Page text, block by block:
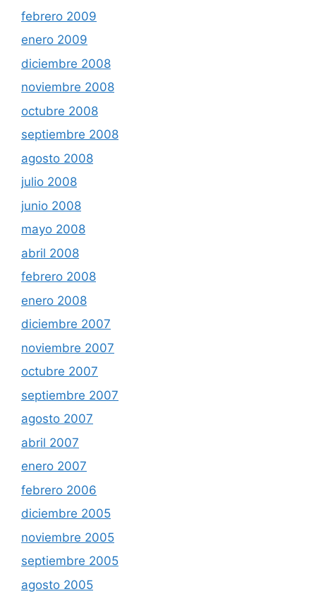
febrero 2009
enero 2009
diciembre 2008
noviembre 2008
octubre 2008
septiembre 2008
agosto 2008
julio 2008
junio 2008
mayo 2008
abril 2008
febrero 2008
enero 2008
diciembre 2007
noviembre 2007
octubre 2007
septiembre 2007
agosto 2007
abril 2007
enero 2007
febrero 2006
diciembre 2005
noviembre 2005
septiembre 2005
agosto 2005